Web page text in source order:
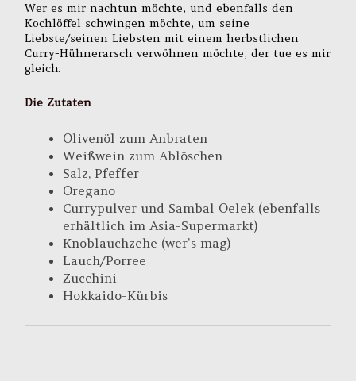
Wer es mir nachtun möchte, und ebenfalls den
Kochlöffel schwingen möchte, um seine
Liebste/seinen Liebsten mit einem herbstlichen
Curry-Hühnerarsch verwöhnen möchte, der tue es mir
gleich:
Die Zutaten
Olivenöl zum Anbraten
Weißwein zum Ablöschen
Salz, Pfeffer
Oregano
Currypulver und Sambal Oelek (ebenfalls
erhältlich im Asia-Supermarkt)
Knoblauchzehe (wer’s mag)
Lauch/Porree
Zucchini
Hokkaido-Kürbis